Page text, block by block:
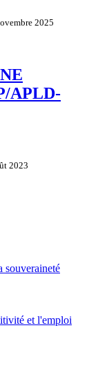
2025
APLD-
2023
souveraineté
et l'emploi